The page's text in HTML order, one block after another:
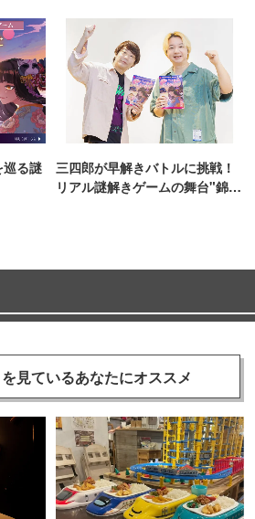
巡る謎
三四郎が早解きバトルに挑戦！
リアル謎解きゲームの舞台"錦糸
見ているあなたにオススメ